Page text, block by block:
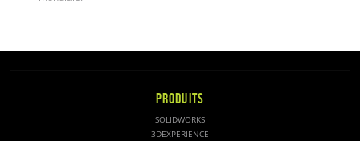
PRODUITS
SOLIDWORKS
3DEXPERIENCE